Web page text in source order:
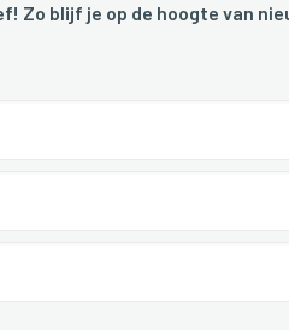
Zo blijf je op de hoogte van